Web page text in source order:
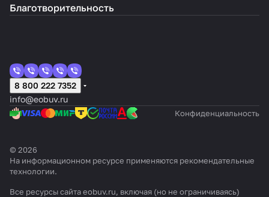
Благотворительность
8 800 222 7352
info@eobuv.ru
Конфиденциальность
© 2026
На информационном ресурсе применяются рекомендательные
технологии.
Все ресурсы сайта eobuv.ru, включая (но не ограничиваясь)